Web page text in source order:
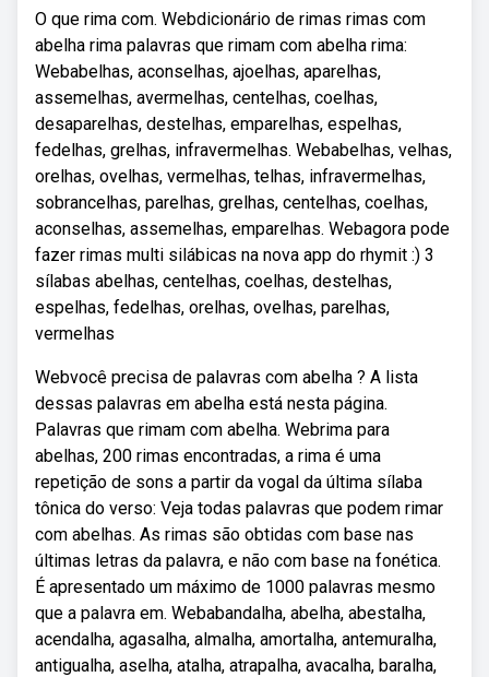
O que rima com. Webdicionário de rimas rimas com
abelha rima palavras que rimam com abelha rima:
Webabelhas, aconselhas, ajoelhas, aparelhas,
assemelhas, avermelhas, centelhas, coelhas,
desaparelhas, destelhas, emparelhas, espelhas,
fedelhas, grelhas, infravermelhas. Webabelhas, velhas,
orelhas, ovelhas, vermelhas, telhas, infravermelhas,
sobrancelhas, parelhas, grelhas, centelhas, coelhas,
aconselhas, assemelhas, emparelhas. Webagora pode
fazer rimas multi silábicas na nova app do rhymit :) 3
sílabas abelhas, centelhas, coelhas, destelhas,
espelhas, fedelhas, orelhas, ovelhas, parelhas,
vermelhas
Webvocê precisa de palavras com abelha ? A lista
dessas palavras em abelha está nesta página.
Palavras que rimam com abelha. Webrima para
abelhas, 200 rimas encontradas, a rima é uma
repetição de sons a partir da vogal da última sílaba
tônica do verso: Veja todas palavras que podem rimar
com abelhas. As rimas são obtidas com base nas
últimas letras da palavra, e não com base na fonética.
É apresentado um máximo de 1000 palavras mesmo
que a palavra em. Webabandalha, abelha, abestalha,
acendalha, agasalha, almalha, amortalha, antemuralha,
antigualha, aselha, atalha, atrapalha, avacalha, baralha,